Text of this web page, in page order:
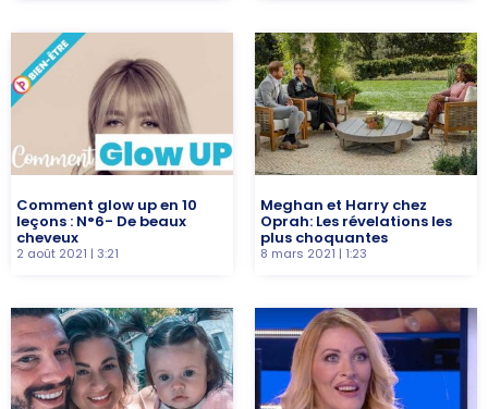
Comment glow up en 10
leçons : N°6- De beaux
cheveux
2 août 2021 3:21
Meghan et Harry chez
Oprah: Les révelations les
plus choquantes
8 mars 2021 1:23